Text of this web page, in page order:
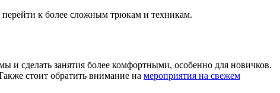
перейти к более сложным трюкам и техникам.
и сделать занятия более комфортными, особенно для новичков.
стоит обратить внимание на мероприятия на свежем